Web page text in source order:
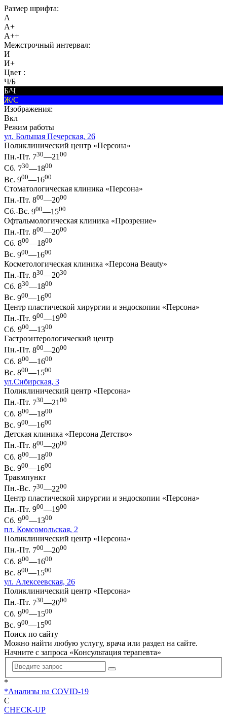
Размер шрифта:
A
A+
A++
Межстрочный интервал:
И
И+
Цвет :
Ч/Б
Б/Ч
Ж/С
Изображения:
Вкл
Режим работы
ул. Большая Печерская, 26
Поликлинический центр «Персона»
Пн.-Пт. 730—21 00
Сб. 730—1800
Вс. 900—1600
Стоматологическая клиника «Персона»
Пн.-Пт. 800—2000
Сб.-Вс. 900—1500
Офтальмологическая клиника «Прозрение»
Пн.-Пт. 800—2000
Сб. 800—1800
Вс. 900—1600
Косметологическая клиника «Персона Beauty»
Пн.-Пт. 830—2030
Сб. 830—1800
Вс. 900—1600
Центр пластической хирургии и эндоскопии «Персона»
Пн.-Пт. 900—1900
Сб. 900—1300
Гастроэнтерологический центр
Пн.-Пт. 800—2000
Сб. 800—1600
Вс. 800—1500
ул.Сибирская, 3
Поликлинический центр «Персона»
Пн.-Пт. 730—21 00
Сб. 800—1800
Вс. 900—1600
Детская клиника «Персона Детство»
Пн.-Пт. 800—2000
Сб. 800—1800
Вс. 900—1600
Травмпункт
Пн.-Вс. 730—2200
Центр пластической хирургии и эндоскопии «Персона»
Пн.-Пт. 900—1900
Сб. 900—1300
пл. Комсомольская, 2
Поликлинический центр «Персона»
Пн.-Пт. 700—2000
Сб. 800—1600
Вс. 800—1500
ул. Алексеевская, 26
Поликлинический центр «Персона»
Пн.-Пт. 730—2000
Сб. 900—1500
Вс. 900—1500
Поиск по сайту
Можно найти любую услугу, врача или раздел на сайте.
Начните с запроса «Консультация терапевта»
*
*Анализы на COVID-19
C
CHECK-UP